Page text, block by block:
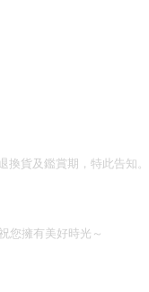
貨及鑑賞期，特此告知。
您擁有美好時光～